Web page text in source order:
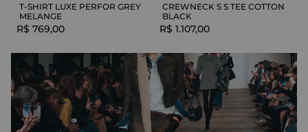
T-SHIRT LUXE PERFOR GREY
MELANGE
R$ 769,00
CREWNECK S S TEE COTTON
BLACK
R$ 1.107,00